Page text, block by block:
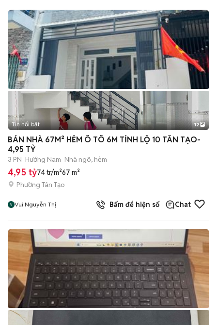
+2
Tin nổi bật 12
BÁN NHÀ 67M² HẺM Ô TÔ 6M TỈNH LỘ 10 TÂN TẠO-
4,95 TỶ
3 PN Hướng Nam Nhà ngõ, hẻm
4,95 tỷ74 tr/m²67 m²
Phường Tân Tạo
Vui Nguyễn Thị Bấm để hiện số Chat